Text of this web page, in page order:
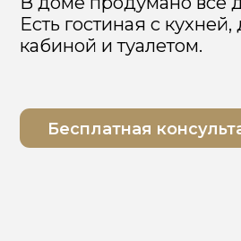
Бесплатная консультация